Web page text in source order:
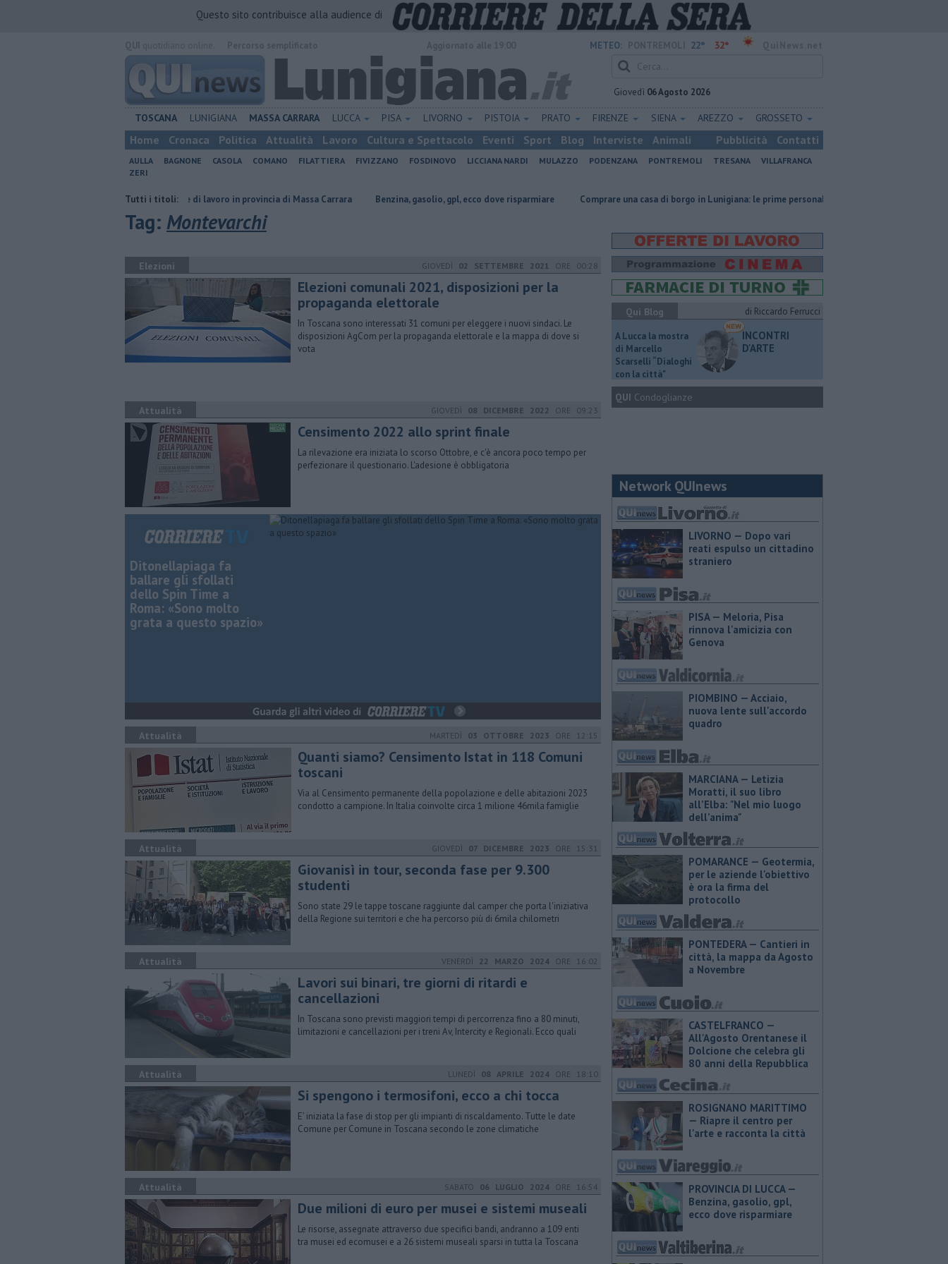
Questo sito contribuisce alla audience di
METEO: 22° 32°
Giovedì 06 Agosto 2026
TOSCANA LUNIGIANA MASSA CARRARA LUCCA PISA LIVORNO PISTOIA PRATO FIRENZE SIENA AREZZO GROSSETO
Home Cronaca Politica Attualità Lavoro Cultura e Spettacolo Eventi Sport Blog Interviste Animali Pubblicità Contatti
AULLA BAGNONE CASOLA COMANO FILATTIERA FIVIZZANO FOSDINOVO LICCIANA NARDI MULAZZO PODENZANA PONTREMOLI TRESANA
VILLAFRANCA
ZERI
Tutti i titoli:
​Tutte le offerte di lavoro in provincia di Massa Carrara ​Benzina, gasolio, gpl, ecco dove risparmiare Comprare una casa di borgo in Lunigiana: le prime personalizzazioni da fare subito
Tag: Montevarchi
Elezioni GIOVEDÌ 02 SETTEMBRE 2021 ORE 00:28
Elezioni comunali 2021, disposizioni per la
propaganda elettorale
In Toscana sono interessati 31 comuni per eleggere i nuovi sindaci. Le
disposizioni AgCom per la propaganda elettorale e la mappa di dove si
vota
Attualità GIOVEDÌ 08 DICEMBRE 2022 ORE 09:23
Censimento 2022 allo sprint finale
La rilevazione era iniziata lo scorso Ottobre, e c'è ancora poco tempo per
perfezionare il questionario. L'adesione è obbligatoria
Ditonellapiaga fa
ballare gli sfollati
dello Spin Time a
Roma: «Sono molto
grata a questo spazio»
Attualità MARTEDÌ 03 OTTOBRE 2023 ORE 12:15
Quanti siamo? Censimento Istat in 118 Comuni
toscani
Via al Censimento permanente della popolazione e delle abitazioni 2023
condotto a campione. In Italia coinvolte circa 1 milione 46mila famiglie
Attualità GIOVEDÌ 07 DICEMBRE 2023 ORE 15:31
Giovanisì in tour, seconda fase per 9.300
studenti
Sono state 29 le tappe toscane raggiunte dal camper che porta l'iniziativa
della Regione sui territori e che ha percorso più di 6mila chilometri
Attualità VENERDÌ 22 MARZO 2024 ORE 16:02
Lavori sui binari, tre giorni di ritardi e
cancellazioni
In Toscana sono previsti maggiori tempi di percorrenza fino a 80 minuti,
limitazioni e cancellazioni per i treni Av, Intercity e Regionali. Ecco quali
Attualità LUNEDÌ 08 APRILE 2024 ORE 18:10
Si spengono i termosifoni, ecco a chi tocca
E’ iniziata la fase di stop per gli impianti di riscaldamento. Tutte le date
Comune per Comune in Toscana secondo le zone climatiche
Attualità SABATO 06 LUGLIO 2024 ORE 16:54
Due milioni di euro per musei e sistemi museali
Le risorse, assegnate attraverso due specifici bandi, andranno a 109 enti
tra musei ed ecomusei e a 26 sistemi museali sparsi in tutta la Toscana
Qui Blog di Riccardo Ferrucci
A Lucca la mostra
di Marcello
Scarselli “Dialoghi
con la città"
INCONTRI
D'ARTE
QUI Condoglianze
Network QUInews
LIVORNO — Dopo vari
reati espulso un cittadino
straniero
PISA — Meloria, Pisa
rinnova l'amicizia con
Genova
PIOMBINO — Acciaio,
nuova lente sull'accordo
quadro
MARCIANA — ​Letizia
Moratti, il suo libro
all’Elba: "Nel mio luogo
dell’anima"
POMARANCE — Geotermia,
per le aziende l'obiettivo
è ora la firma del
protocollo
PONTEDERA — Cantieri in
città, la mappa da Agosto
a Novembre
CASTELFRANCO —
All'Agosto Orentanese il
Dolcione che celebra gli
80 anni della Repubblica
ROSIGNANO MARITTIMO
— Riapre il centro per
l'arte e racconta la città
PROVINCIA DI LUCCA — ​
Benzina, gasolio, gpl,
ecco dove risparmiare